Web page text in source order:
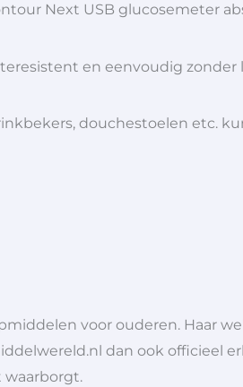
Next USB glucosemeter
en eenvoudig
douchestoelen etc.
voor ouderen. Haar
dan ook
waarborgt.